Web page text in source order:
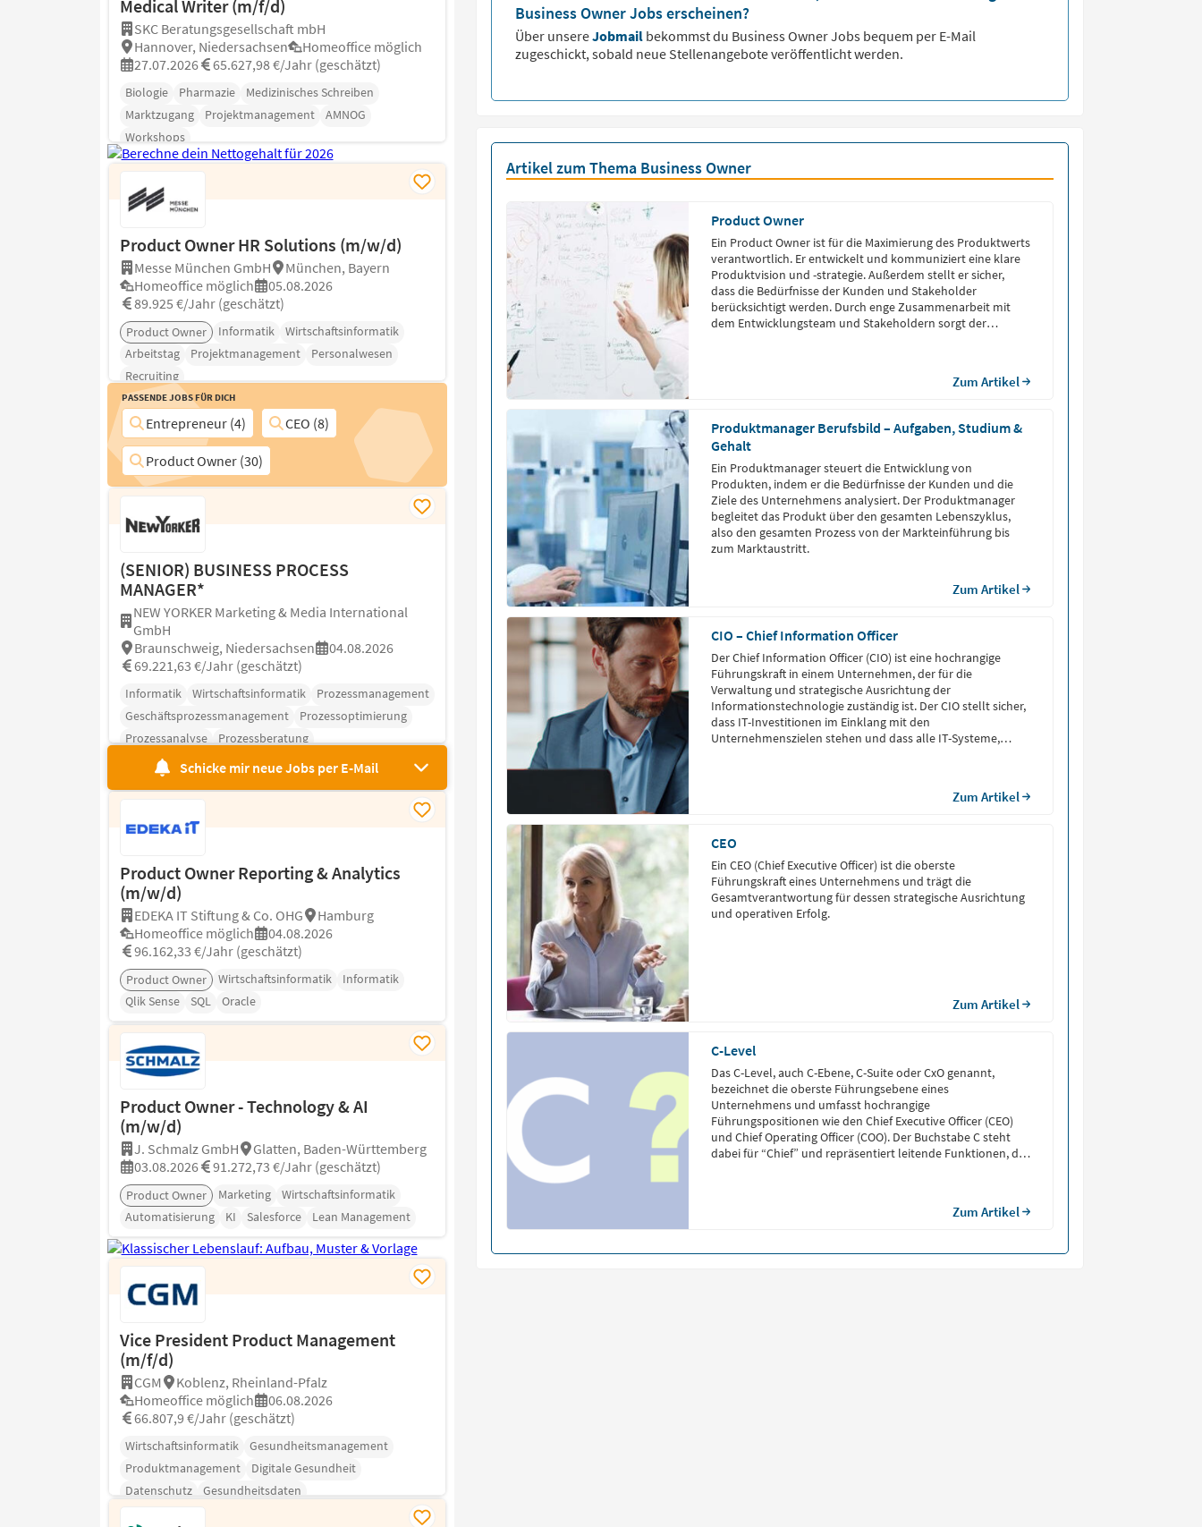
Medical Writer (m/f/d)
SKC Beratungsgesellschaft mbH
Hannover, Niedersachsen
Homeoffice möglich
27.07.2026
65.627,98 €/Jahr (geschätzt)
Biologie Pharmazie
Medizinisches Schreiben
Marktzugang
Projektmanagement
AMNOG
Workshops
Product Owner HR Solutions (m/w/d)
Messe München GmbH
München, Bayern
Homeoffice möglich
05.08.2026
89.925 €/Jahr (geschätzt)
Product Owner Informatik
Wirtschaftsinformatik
Arbeitstag
Projektmanagement
Personalwesen
Recruiting
Passende Jobs für Dich
Entrepreneur (4)
CEO (8)
Product Owner (30)
(SENIOR) BUSINESS PROCESS
MANAGER*
NEW YORKER Marketing & Media International
GmbH
Braunschweig, Niedersachsen
04.08.2026
69.221,63 €/Jahr (geschätzt)
Informatik Wirtschaftsinformatik
Prozessmanagement
Geschäftsprozessmanagement
Prozessoptimierung
Prozessanalyse
Prozessberatung
Schicke mir neue Jobs per E-Mail
Product Owner Reporting & Analytics
(m/w/d)
EDEKA IT Stiftung & Co. OHG
Hamburg
Homeoffice möglich
04.08.2026
96.162,33 €/Jahr (geschätzt)
Product Owner Wirtschaftsinformatik
Informatik
Qlik Sense
SQL Oracle
Product Owner - Technology & AI
(m/w/d)
J. Schmalz GmbH
Glatten, Baden-Württemberg
03.08.2026
91.272,73 €/Jahr (geschätzt)
Product Owner Marketing
Wirtschaftsinformatik
Automatisierung
KI Salesforce Lean Management
Vice President Product Management
(m/f/d)
CGM
Koblenz, Rheinland-Pfalz
Homeoffice möglich
06.08.2026
66.807,9 €/Jahr (geschätzt)
Wirtschaftsinformatik
Gesundheitsmanagement
Produktmanagement
Digitale Gesundheit
Datenschutz
Gesundheitsdaten
Business Owner Jobs erscheinen?
Über unsereJobmail bekommst du Business OwnerJobs bequem per E-Mail
zugeschickt, sobald neue Stellenangebote veröffentlicht werden.
Artikel zum Thema Business Owner
Product Owner
Ein Product Owner ist für die Maximierung des Produktwerts
verantwortlich. Er entwickelt und kommuniziert eine klare
Produktvision und -strategie. Außerdem stellt er sicher,
dass die Bedürfnisse der Kunden und Stakeholder
berücksichtigt werden. Durch enge Zusammenarbeit mit
dem Entwicklungsteam und Stakeholdern sorgt der
Zum Artikel
Produktmanager Berufsbild – Aufgaben, Studium &
Gehalt
Ein Produktmanager steuert die Entwicklung von
Produkten, indem er die Bedürfnisse der Kunden und die
Ziele des Unternehmens analysiert. Der Produktmanager
begleitet das Produkt über den gesamten Lebenszyklus,
also den gesamten Prozess von der Markteinführung bis
zum Marktaustritt.
Zum Artikel
CIO – Chief Information Officer
Der Chief Information Officer (CIO) ist eine hochrangige
Führungskraft in einem Unternehmen, der für die
Verwaltung und strategische Ausrichtung der
Informationstechnologie zuständig ist. Der CIO stellt sicher,
dass IT-Investitionen im Einklang mit den
Unternehmenszielen stehen und dass alle IT-Systeme,
Zum Artikel
CEO
Ein CEO (Chief Executive Officer) ist die oberste
Führungskraft eines Unternehmens und trägt die
Gesamtverantwortung für dessen strategische Ausrichtung
und operativen Erfolg.
Zum Artikel
C-Level
Das C-Level, auch C-Ebene, C-Suite oder CxO genannt,
bezeichnet die oberste Führungsebene eines
Unternehmens und umfasst hochrangige
Führungspositionen wie den Chief Executive Officer (CEO)
und Chief Operating Officer (COO). Der Buchstabe C steht
dabei für “Chief” und repräsentiert leitende Funktionen, die
Zum Artikel